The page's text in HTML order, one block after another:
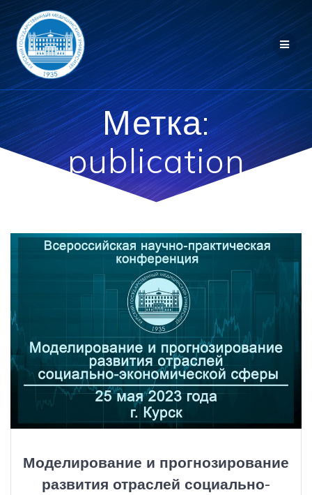
Перейти
к
контенту
Метка:
publication
Моделирование и прогнозирование
развития отраслей социально-